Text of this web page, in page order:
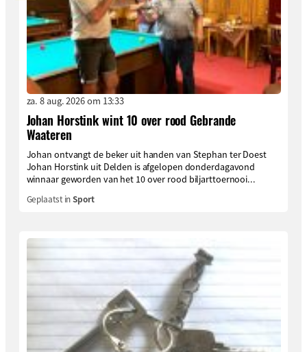
za. 8 aug. 2026 om 13:33
Johan Horstink wint 10 over rood Gebrande
Waateren
Johan ontvangt de beker uit handen van Stephan ter Doest
Johan Horstink uit Delden is afgelopen donderdagavond
winnaar geworden van het 10 over rood biljarttoernooi...
Geplaatst inSport